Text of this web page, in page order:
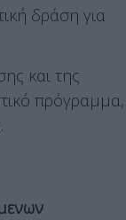
δράση για
και της
πρόγραμμα,